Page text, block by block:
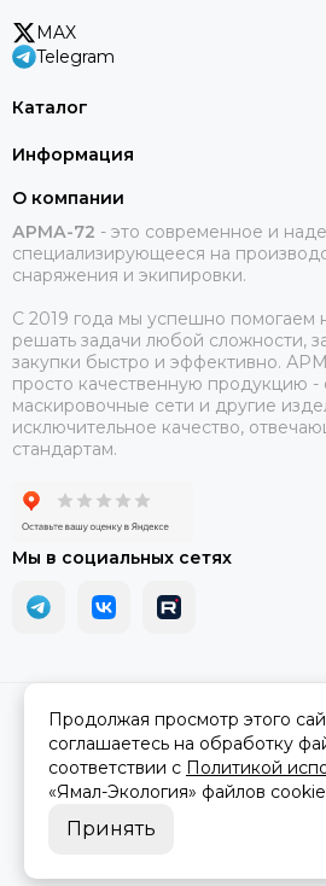
MAX
Telegram
Каталог
Информация
О компании
АРМА-72 - это современное и
специализирующееся на
снаряжения и экипировки.
С 2019 года мы успешно помогаем
решать задачи любой сложности,
закупки быстро и эффективно.
просто качественную продукцию
маскировочные сети и другие
исключительное качество,
стандартам.
Мы в социальных сетях
2026 © АРМА-72 - военное
розницу.Карта
Продолжая просмотр этого
соглашаетесь на обработку
соответствии с Политикой
«Ямал-Экология» файлов
Принять